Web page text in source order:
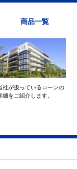
商品一覧
社が扱っているローンの
細をご紹介します。